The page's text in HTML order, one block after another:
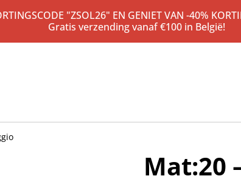
"ZSOL26" EN GENIET VAN -40%
Gratis verzending vanaf €100 in België!
Mat:20